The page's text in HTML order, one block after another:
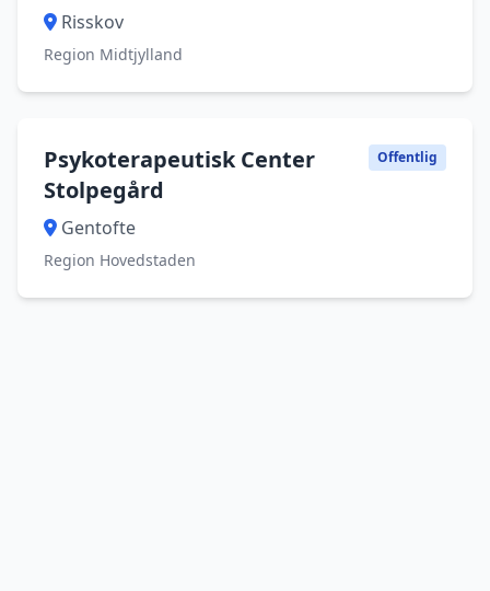
Risskov
Region Midtjylland
Psykoterapeutisk Center
Stolpegård
Offentlig
Gentofte
Region Hovedstaden